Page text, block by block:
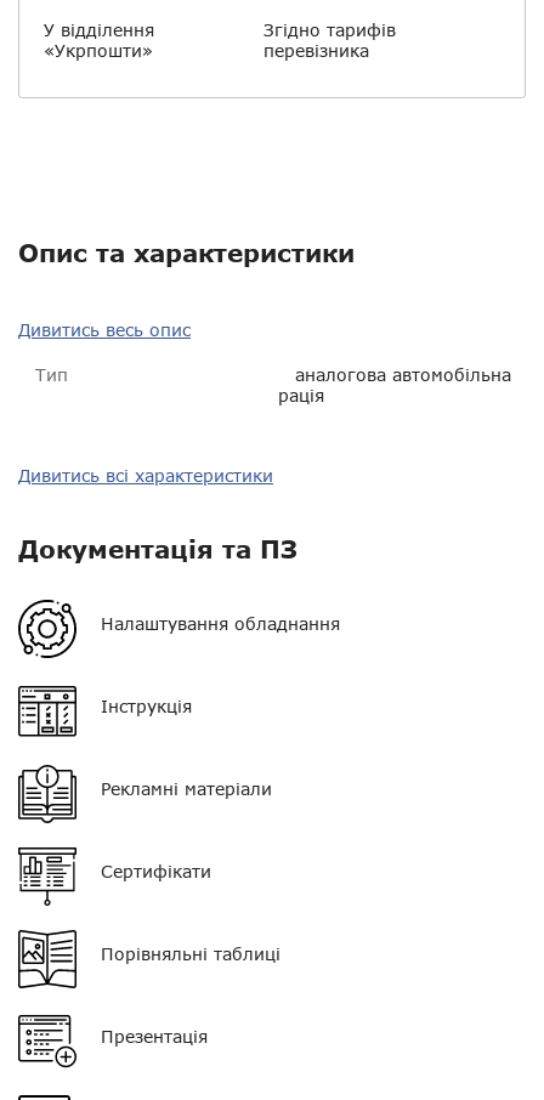
У відділення
«Укрпошти»
Згідно тарифів
перевізника
Опис та характеристики
Дивитись весь опис
Тип
аналогова автомобільна
рація
Потужність 25 Вт
Орієнтовна дальність у
місті
Орієнтовна дальність у
лісі
Орієнтовна дальність у
полі
Пиловологозахист
Кількість каналів
Розмір
Вага
Дивитись всі характеристики
Документація та ПЗ
Налаштування обладнання
Інструкція
Рекламні матеріали
Сертифікати
Порівняльні таблиці
Презентація